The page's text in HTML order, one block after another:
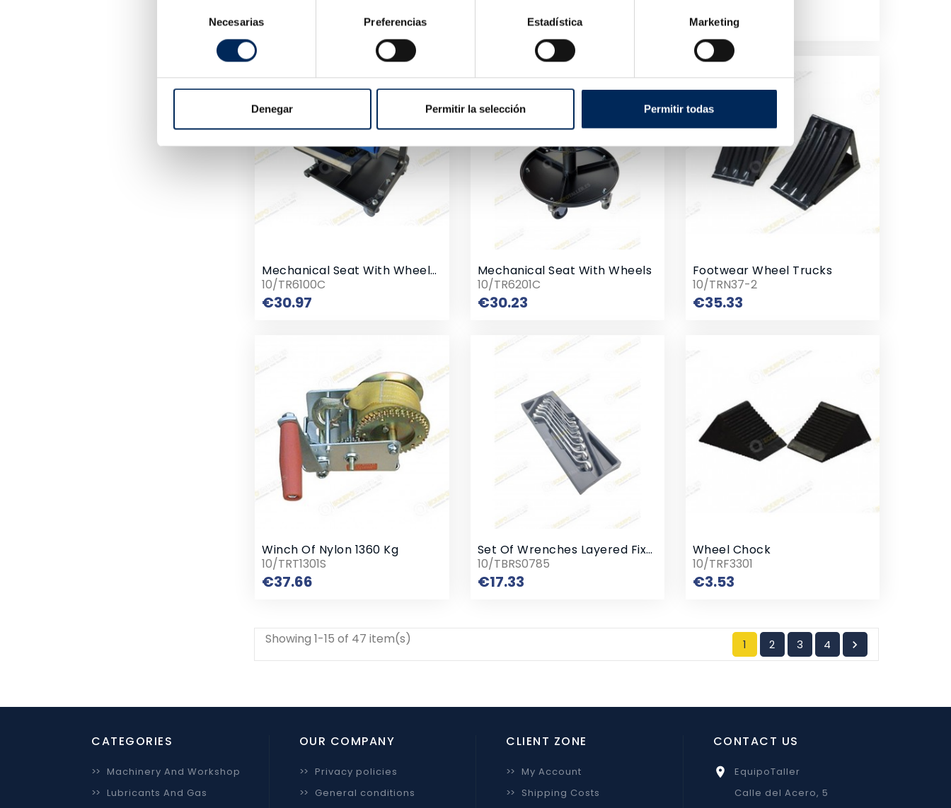
consentimiento
Necesarias Preferencias Estadística Marketing
Denegar Permitir la selección Permitir todas
€98.50 €130.00Price €79.00
Mechanical Seat With Wheels Not Adjustable
10/TR6100C
€30.97
Mechanical Seat With Wheels
10/TR6201C
€30.23Price
Footwear Wheel Trucks
10/TRN37-2
€35.33Price
Winch Of Nylon 1360 Kg
10/TRT1301S
€37.66
Set Of Wrenches Layered Fixed
10/TBRS0785
€17.33Price
Wheel Chock
10/TRF3301
€3.53Price
Showing 1-15 of 47 item(s) 1 2 3 4 
CATEGORIES
>> Machinery And Workshop
>> Lubricants And Gas
OUR COMPANY
>> Privacy policies
>> General conditions
CLIENT ZONE
>> My Account
>> Shipping Costs
CONTACT US

EquipoTaller
Calle del Acero, 5